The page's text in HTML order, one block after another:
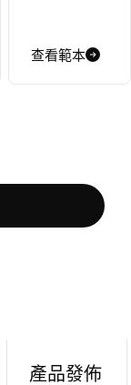
查看範本
產品發佈